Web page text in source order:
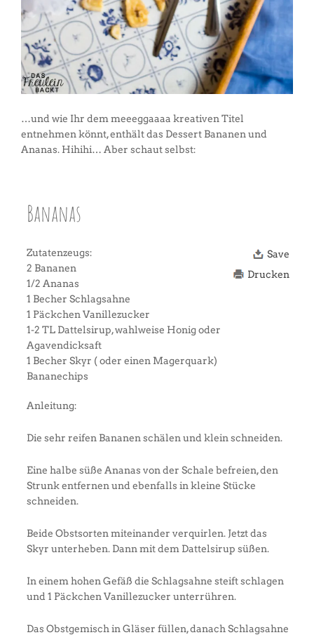
…und wie Ihr dem meeeggaaaa kreativen Titel
entnehmen könnt, enthält das Dessert Bananen und
Ananas. Hihihi… Aber schaut selbst:
Bananas
Save
Drucken
Zutatenzeugs:
2 Bananen
1/2 Ananas
1 Becher Schlagsahne
1 Päckchen Vanillezucker
1-2 TL Dattelsirup, wahlweise Honig oder
Agavendicksaft
1 Becher Skyr ( oder einen Magerquark)
Bananechips
Anleitung:
Die sehr reifen Bananen schälen und klein schneiden.
Eine halbe süße Ananas von der Schale befreien, den
Strunk entfernen und ebenfalls in kleine Stücke
schneiden.
Beide Obstsorten miteinander verquirlen. Jetzt das
Skyr unterheben. Dann mit dem Dattelsirup süßen.
In einem hohen Gefäß die Schlagsahne steift schlagen
und 1 Päckchen Vanillezucker unterrühren.
Das Obstgemisch in Gläser füllen, danach Schlagsahne